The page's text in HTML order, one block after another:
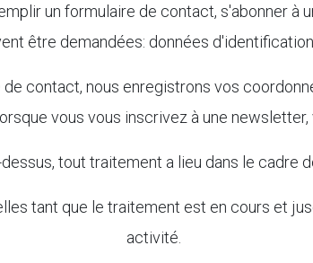
un formulaire de contact, s'abonner à
être demandées: données
contact, nous enregistrons vos
vous vous inscrivez à une
tout traitement a lieu dans le cadre
tant que le traitement est en cours et
activité.